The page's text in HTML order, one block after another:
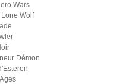
Wars
Wolf
Démon